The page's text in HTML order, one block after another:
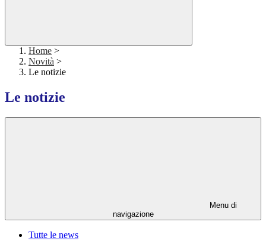
Home >
Novità >
Le notizie
Le notizie
Menu di
navigazione
Tutte le news